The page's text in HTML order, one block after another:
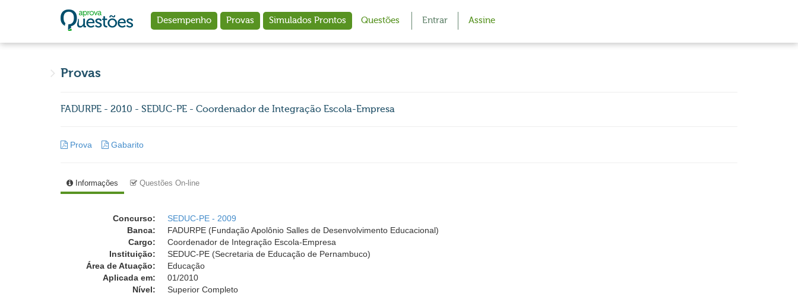
Desempenho Provas Simulados Prontos Questões Entrar Assine
Provas
FADURPE - 2010 - SEDUC-PE - Coordenador de Integração Escola-Empresa
Prova Gabarito
Informações Questões On-line
Concurso:
SEDUC-PE - 2009
Banca:
FADURPE (Fundação Apolônio Salles de Desenvolvimento Educacional)
Cargo:
Coordenador de Integração Escola-Empresa
Instituição:
SEDUC-PE (Secretaria de Educação de Pernambuco)
Área de Atuação:
Educação
Aplicada em:
01/2010
Nível:
Superior Completo